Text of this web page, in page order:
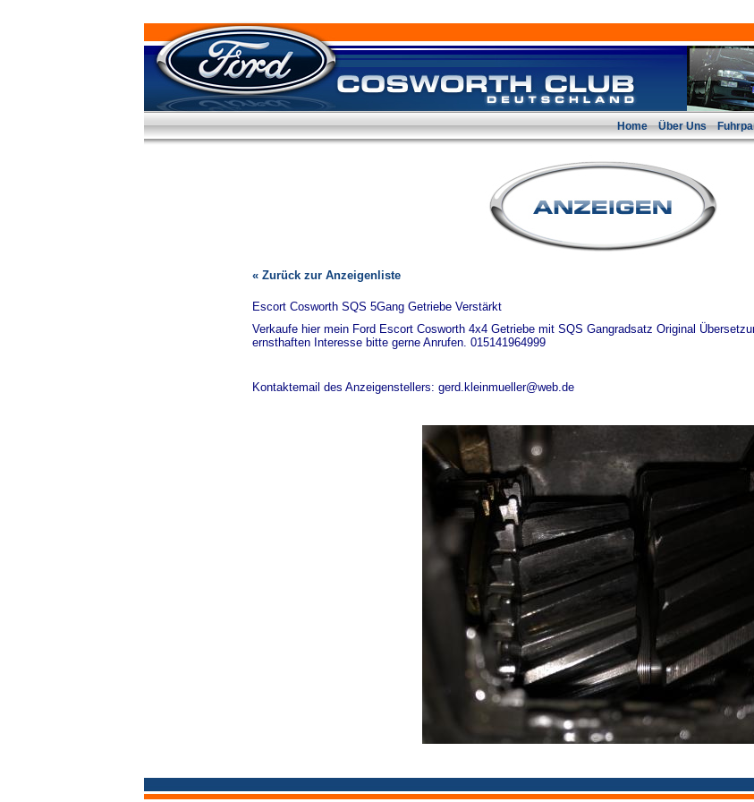
Home Über Uns
« Zurück zur Anzeigenliste
Escort Cosworth SQS 5Gang Getriebe Verstärkt
Verkaufe hier mein Ford Escort Cosworth 4x4 Getriebe mit SQS Gangradsatz Original
ernsthaften Interesse bitte gerne Anrufen. 015141964999
Kontaktemail des Anzeigenstellers: gerd.kleinmueller@web.de